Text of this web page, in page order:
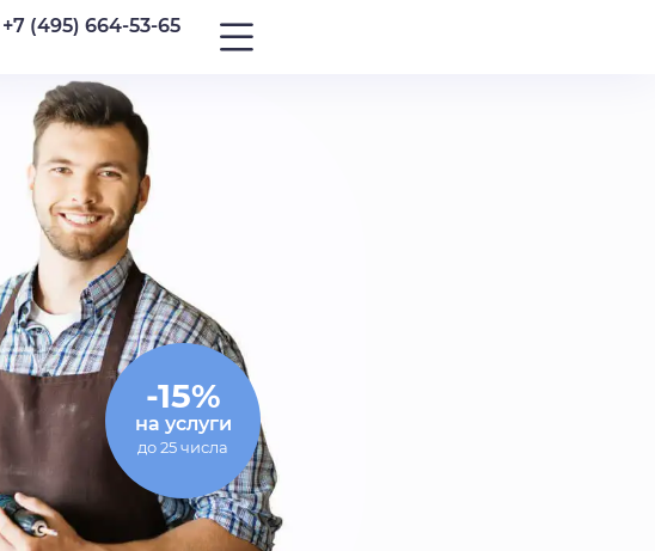
+7 (495) 664-53-65
-15%
на услуги
до 25 числа